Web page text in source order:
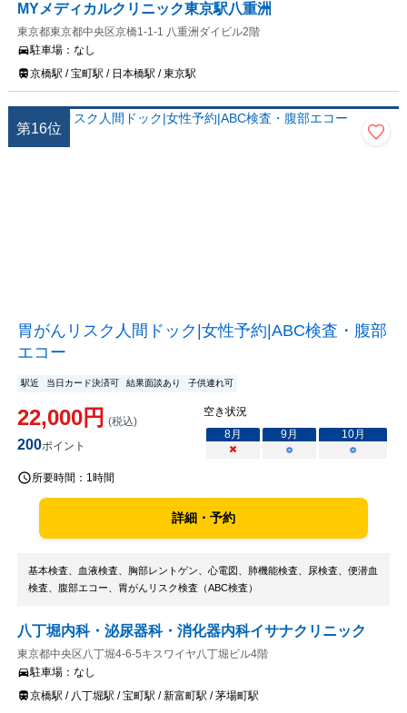
MYメディカルクリニック東京駅八重洲
東京都東京都中央区京橋1-1-1 八重洲ダイビル2階
駐車場： なし
京橋駅 / 宝町駅 / 日本橋駅 / 東京駅
第16位
胃がんリスク人間ドック|女性予約|ABC検査・腹部
エコー
駅近 当日カード決済可 結果面談あり 子供連れ可
22,000円 (税込)
200ポイント
空き状況
8月 9月 10月
×
○ ○
所要時間： 1時間
詳細・予約
基本検査、血液検査、胸部レントゲン、心電図、肺機能検査、尿検査、便潜血
検査、腹部エコー、胃がんリスク検査（ABC検査）
八丁堀内科・泌尿器科・消化器内科イサナクリニック
東京都中央区八丁堀4-6-5キスワイヤ八丁堀ビル4階
駐車場： なし
京橋駅 / 八丁堀駅 / 宝町駅 / 新富町駅 / 茅場町駅